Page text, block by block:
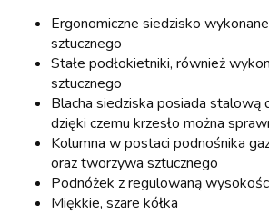
Ergonomiczne siedzisko
sztucznego
Stałe podłokietniki, również
sztucznego
Blacha siedziska posiada stalową
dzięki czemu krzesło można
Kolumna w postaci podnośnika
oraz tworzywa sztucznego
Podnóżek z regulowaną
Miękkie, szare kółka